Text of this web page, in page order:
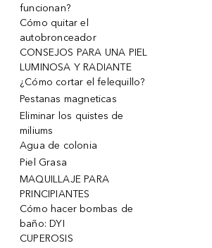
funcionan?
Cómo quitar el
autobronceador
CONSEJOS PARA UNA PIEL
LUMINOSA Y RADIANTE
¿Cómo cortar el felequillo?
Pestanas magneticas
Eliminar los quistes de
miliums
Agua de colonia
Piel Grasa
MAQUILLAJE PARA
PRINCIPIANTES
Cómo hacer bombas de
baño: DYI
CUPEROSIS